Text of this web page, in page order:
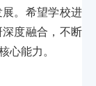
。希望学校进
度融合，不断
心能力。